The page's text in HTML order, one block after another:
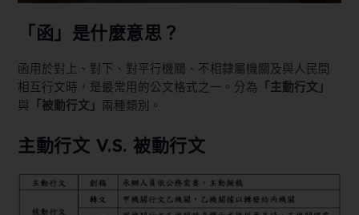
「函」是什麼意思？
函用於對上、對下、對平行機關、不相隸屬機關及與人民間
相互行文時，是最常用的公文格式之一。分為
「主動行文」
與 「被動行文」 兩種類別。
主動行文 V.S. 被動行文